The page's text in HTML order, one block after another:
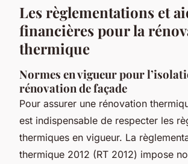
Les règlementations et
financières pour la
thermique
Normes en vigueur pour
rénovation de façade
Pour assurer une rénovation
est indispensable de respecter les
thermiques en vigueur. La
thermique 2012 (RT 2012) impose